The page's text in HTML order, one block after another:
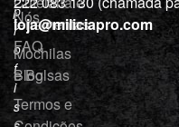
p
r
o
f
i
s
ferramentas
Mochilas
e Bolsas
Nós
FAQ
Blog
Termos e
loja@miliciapro.com